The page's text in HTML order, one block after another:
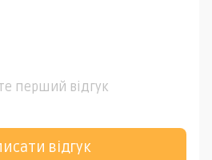
перший відгук
відгук